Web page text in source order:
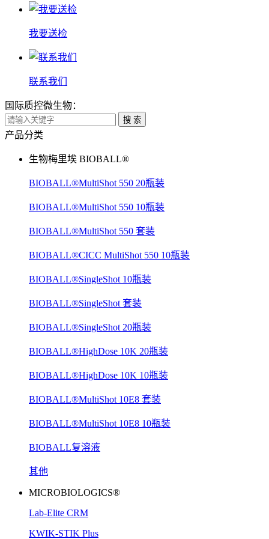
我要送检
联系我们
国际质控微生物：
搜 索
产品分类
生物梅里埃 BIOBALL®
BIOBALL®MultiShot 550 20瓶装
BIOBALL®MultiShot 550 10瓶装
BIOBALL®MultiShot 550 套装
BIOBALL®CICC MultiShot 550 10瓶装
BIOBALL®SingleShot 10瓶装
BIOBALL®SingleShot 套装
BIOBALL®SingleShot 20瓶装
BIOBALL®HighDose 10K 20瓶装
BIOBALL®HighDose 10K 10瓶装
BIOBALL®MultiShot 10E8 套装
BIOBALL®MultiShot 10E8 10瓶装
BIOBALL复溶液
其他
MICROBIOLOGICS®
Lab-Elite CRM
KWIK-STIK Plus